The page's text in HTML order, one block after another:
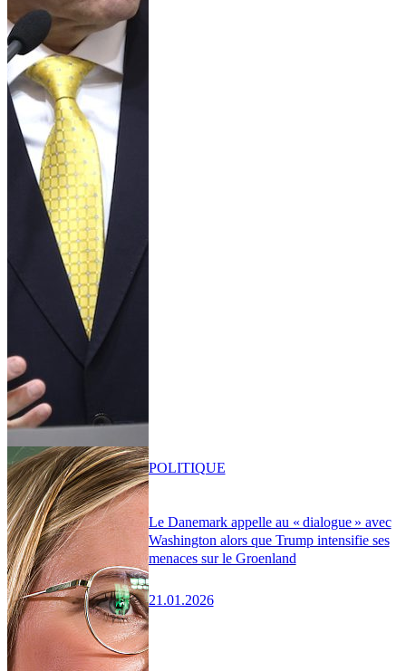
Le Danemark appelle au « dialogue » avec
Washington alors que Trump intensifie ses
menaces sur le Groenland
21.01.2026
POLITIQUE